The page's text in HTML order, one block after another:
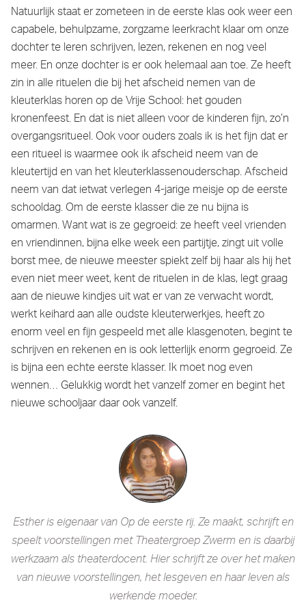
Natuurlijk staat er zometeen in de eerste klas ook weer een
capabele, behulpzame, zorgzame leerkracht klaar om onze
dochter te leren schrijven, lezen, rekenen en nog veel
meer. En onze dochter is er ook helemaal aan toe. Ze heeft
zin in alle rituelen die bij het afscheid nemen van de
kleuterklas horen op de Vrije School: het gouden
kronenfeest. En dat is niet alleen voor de kinderen fijn, zo’n
overgangsritueel. Ook voor ouders zoals ik is het fijn dat er
een ritueel is waarmee ook ik afscheid neem van de
kleutertijd en van het kleuterklassenouderschap. Afscheid
neem van dat ietwat verlegen 4-jarige meisje op de eerste
schooldag. Om de eerste klasser die ze nu bijna is
omarmen. Want wat is ze gegroeid: ze heeft veel vrienden
en vriendinnen, bijna elke week een partijtje, zingt uit volle
borst mee, de nieuwe meester spiekt zelf bij haar als hij het
even niet meer weet, kent de rituelen in de klas, legt graag
aan de nieuwe kindjes uit wat er van ze verwacht wordt,
werkt keihard aan alle oudste kleuterwerkjes, heeft zo
enorm veel en fijn gespeeld met alle klasgenoten, begint te
schrijven en rekenen en is ook letterlijk enorm gegroeid. Ze
is bijna een echte eerste klasser. Ik moet nog even
wennen… Gelukkig wordt het vanzelf zomer en begint het
nieuwe schooljaar daar ook vanzelf.
Esther is eigenaar van Op de eerste rij. Ze maakt, schrijft en
speelt voorstellingen met Theatergroep Zwerm en is daarbij
werkzaam als theaterdocent. Hier schrijft ze over het maken
van nieuwe voorstellingen, het lesgeven en haar leven als
werkende moeder.